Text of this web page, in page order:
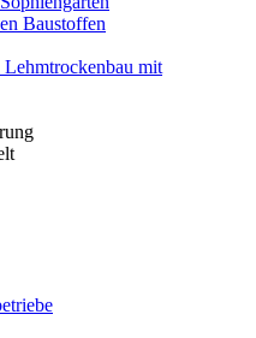
Baustoffen
mit